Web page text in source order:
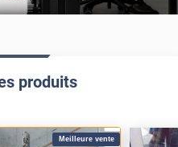
produits
Meilleure vente